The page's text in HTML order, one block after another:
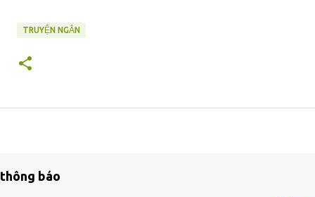
TRUYỆN NGẮN
thông báo